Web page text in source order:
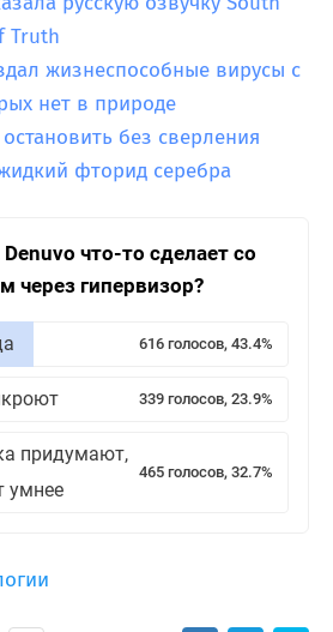
Truth
жизнеспособные вирусы с
нет в природе
без сверления
фторид серебра
что-то сделает со
через гипервизор?
616 голосов, 43.4%
339 голосов, 23.9%
придумают,
умнее
465 голосов, 32.7%